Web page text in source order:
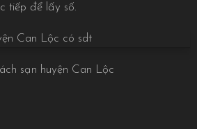
tiếp để lấy số.
sạn huyện Can Lộc